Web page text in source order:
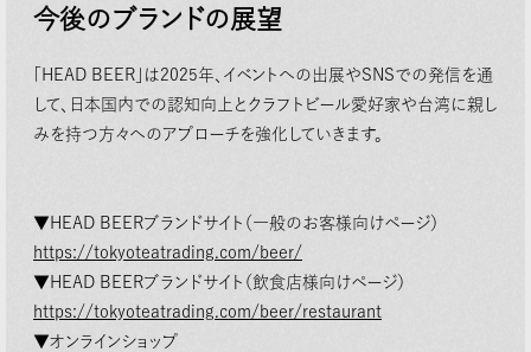
今後のブランドの展望
「HEAD BEER」は2025年、イベントへの出展やSNSでの発信を通
して、⽇本国内での認知向上とクラフトビール愛好家や台湾に親し
みを持つ⽅々へのアプローチを強化していきます。
▼HEAD BEERブランドサイト（⼀般のお客様向けページ）
https://tokyoteatrading.com/beer/
▼HEAD BEERブランドサイト（飲⾷店様向けページ）
https://tokyoteatrading.com/ beer/restaurant
▼オンラインショップ